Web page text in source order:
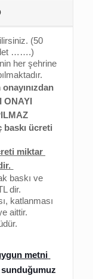
(50
…….)
her şehrine
onayınızdan
baskı ücreti
miktar
baskı ve
dir.
katlanması
aittir.
metni